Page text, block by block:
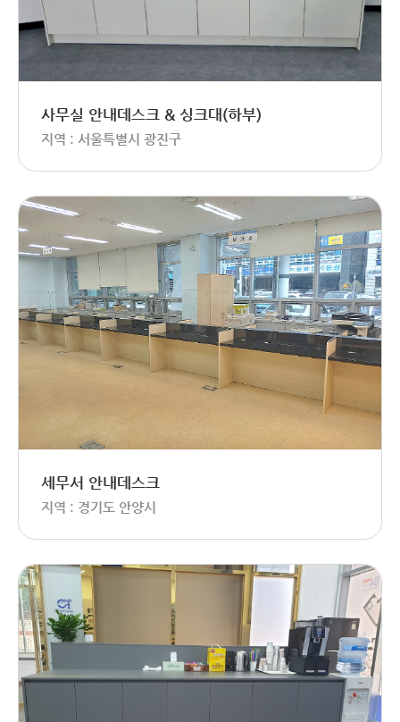
사무실 안내데스크 & 싱크대(하부)
지역 : 서울특별시 광진구
세무서 안내데스크
지역 : 경기도 안양시